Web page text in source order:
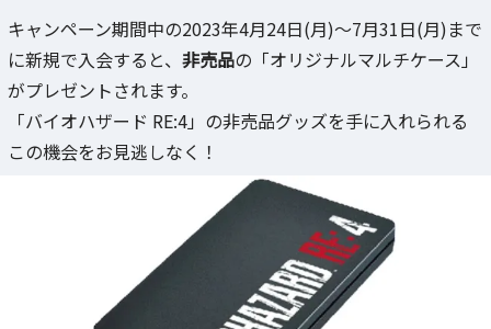
キャンペーン期間中の2023年4月24日(月)～7月31日(月)まで
に新規で入会すると、 非売品の「オリジナルマルチケース」
がプレゼントされます。
「バイオハザード RE:4」の非売品グッズを手に入れられる
この機会をお見逃しなく！